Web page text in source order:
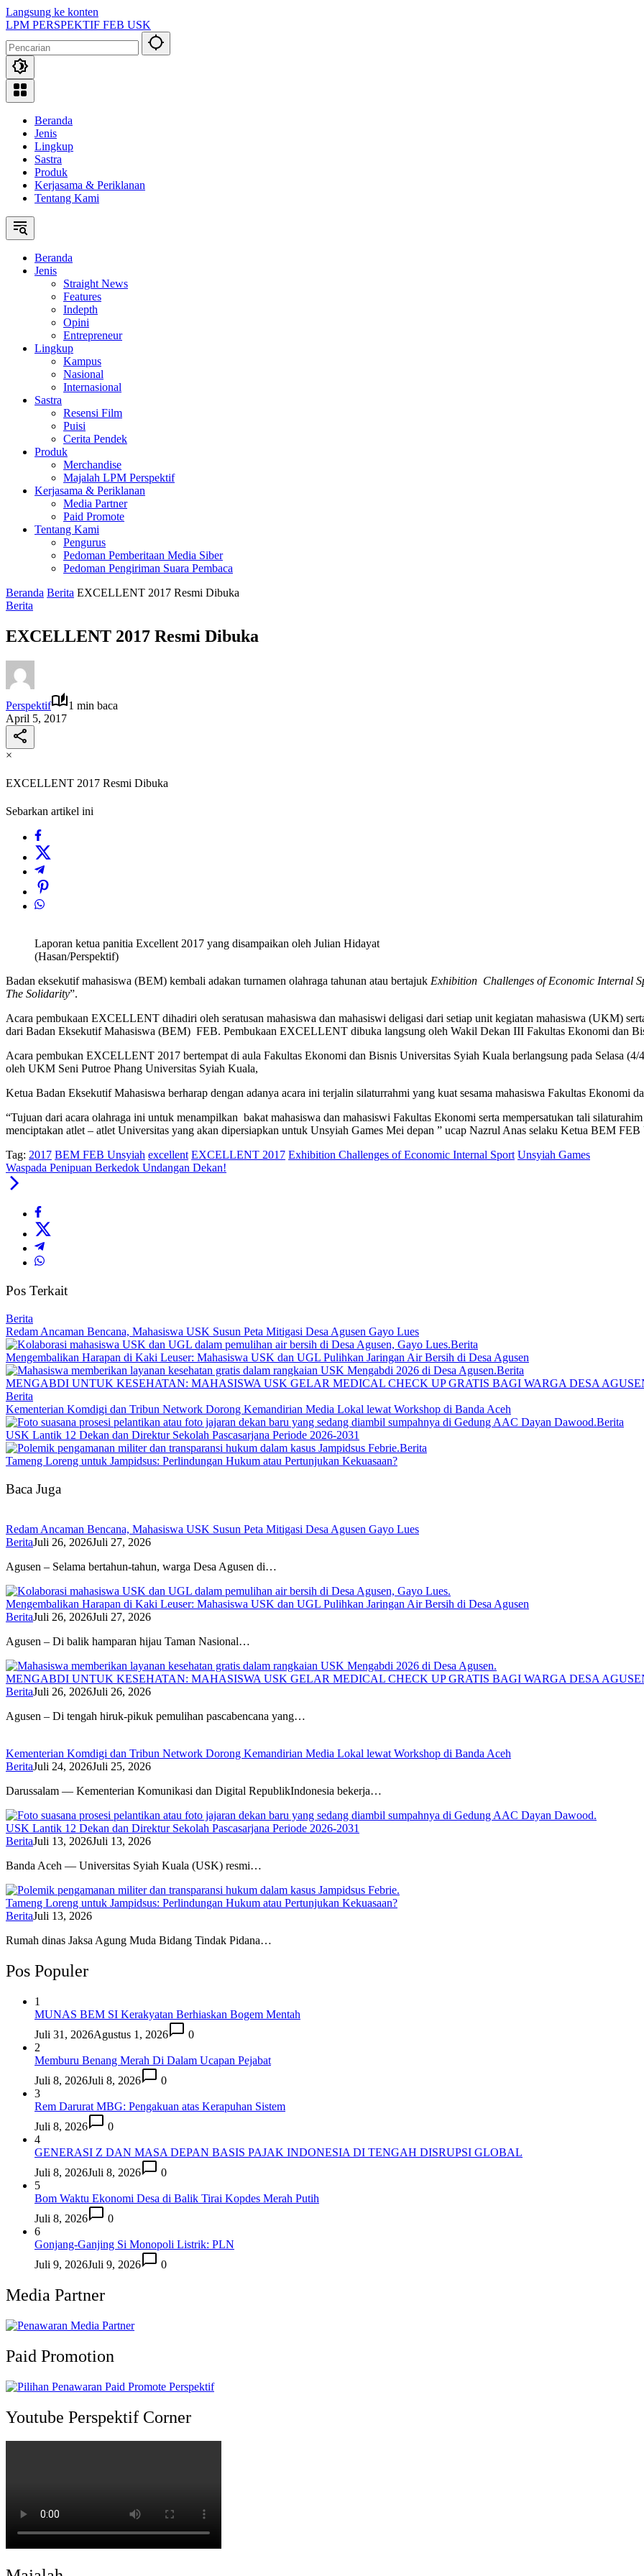
Langsung ke konten
LPM PERSPEKTIF FEB USK
Beranda
Jenis
Lingkup
Sastra
Produk
Kerjasama & Periklanan
Tentang Kami
Beranda
Jenis
Straight News
Features
Indepth
Opini
Entrepreneur
Lingkup
Kampus
Nasional
Internasional
Sastra
Resensi Film
Puisi
Cerita Pendek
Produk
Merchandise
Majalah LPM Perspektif
Kerjasama & Periklanan
Media Partner
Paid Promote
Tentang Kami
Pengurus
Pedoman Pemberitaan Media Siber
Pedoman Pengiriman Suara Pembaca
Beranda Berita EXCELLENT 2017 Resmi Dibuka
Berita
EXCELLENT 2017 Resmi Dibuka
Perspektif
1 min baca
April 5, 2017
×
EXCELLENT 2017 Resmi Dibuka
Sebarkan artikel ini
Laporan ketua panitia Excellent 2017 yang disampaikan oleh Julian Hidayat
(Hasan/Perspektif)
Badan eksekutif mahasiswa (BEM) kembali adakan turnamen olahraga tahunan atau bertajuk Exhibition Challenges of Economic Internal
The Solidarity”.
Acara pembukaan EXCELLENT dihadiri oleh seratusan mahasiswa dan mahasiswi deligasi dari setiap unit kegiatan mahasiswa (UKM)
dari Badan Eksekutif Mahasiswa (BEM) FEB. Pembukaan EXCELLENT dibuka langsung oleh Wakil Dekan III Fakultas Ekonomi dan
Acara pembukan EXCELLENT 2017 bertempat di aula Fakultas Ekonomi dan Bisnis Universitas Syiah Kuala berlangsung pada Selasa
oleh UKM Seni Putroe Phang Universitas Syiah Kuala,
Ketua Badan Eksekutif Mahasiswa berharap dengan adanya acara ini terjalin silaturrahmi yang kuat sesama mahasiswa Fakultas Ekonomi
“Tujuan dari acara olahraga ini untuk menampilkan bakat mahasiswa dan mahasiswi Fakultas Ekonomi serta mempersatukan tali
menciptakan atlet – atlet Universitas yang akan dipersiapkan untuk Unsyiah Games Mei depan ” ucap Nazrul Anas selaku Ketua BEM
Tag: 2017 BEM FEB Unsyiah excellent EXCELLENT 2017 Exhibition Challenges of Economic Internal Sport Unsyiah Games
Waspada Penipuan Berkedok Undangan Dekan!
Pos Terkait
Berita
Redam Ancaman Bencana, Mahasiswa USK Susun Peta Mitigasi Desa Agusen Gayo Lues
Berita
Mengembalikan Harapan di Kaki Leuser: Mahasiswa USK dan UGL Pulihkan Jaringan Air Bersih di Desa Agusen
Berita
MENGABDI UNTUK KESEHATAN: MAHASISWA USK GELAR MEDICAL CHECK UP GRATIS BAGI WARGA DESA
Berita
Kementerian Komdigi dan Tribun Network Dorong Kemandirian Media Lokal lewat Workshop di Banda Aceh
Berita
USK Lantik 12 Dekan dan Direktur Sekolah Pascasarjana Periode 2026-2031
Berita
Tameng Loreng untuk Jampidsus: Perlindungan Hukum atau Pertunjukan Kekuasaan?
Baca Juga
Redam Ancaman Bencana, Mahasiswa USK Susun Peta Mitigasi Desa Agusen Gayo Lues
BeritaJuli 26, 2026Juli 27, 2026
Agusen – Selama bertahun-tahun, warga Desa Agusen di…
Mengembalikan Harapan di Kaki Leuser: Mahasiswa USK dan UGL Pulihkan Jaringan Air Bersih di Desa Agusen
BeritaJuli 26, 2026Juli 27, 2026
Agusen – Di balik hamparan hijau Taman Nasional…
MENGABDI UNTUK KESEHATAN: MAHASISWA USK GELAR MEDICAL CHECK UP GRATIS BAGI WARGA DESA
BeritaJuli 26, 2026Juli 26, 2026
Agusen – Di tengah hiruk-pikuk pemulihan pascabencana yang…
Kementerian Komdigi dan Tribun Network Dorong Kemandirian Media Lokal lewat Workshop di Banda Aceh
BeritaJuli 24, 2026Juli 25, 2026
Darussalam — Kementerian Komunikasi dan Digital RepublikIndonesia bekerja…
USK Lantik 12 Dekan dan Direktur Sekolah Pascasarjana Periode 2026-2031
BeritaJuli 13, 2026Juli 13, 2026
Banda Aceh — Universitas Syiah Kuala (USK) resmi…
Tameng Loreng untuk Jampidsus: Perlindungan Hukum atau Pertunjukan Kekuasaan?
BeritaJuli 13, 2026
Rumah dinas Jaksa Agung Muda Bidang Tindak Pidana…
Pos Populer
1
MUNAS BEM SI Kerakyatan Berhiaskan Bogem Mentah
Juli 31, 2026Agustus 1, 2026
0
2
Memburu Benang Merah Di Dalam Ucapan Pejabat
Juli 8, 2026Juli 8, 2026
0
3
Rem Darurat MBG: Pengakuan atas Kerapuhan Sistem
Juli 8, 2026
0
4
GENERASI Z DAN MASA DEPAN BASIS PAJAK INDONESIA DI TENGAH DISRUPSI GLOBAL
Juli 8, 2026Juli 8, 2026
0
5
Bom Waktu Ekonomi Desa di Balik Tirai Kopdes Merah Putih
Juli 8, 2026
0
6
Gonjang-Ganjing Si Monopoli Listrik: PLN
Juli 9, 2026Juli 9, 2026 0
Media Partner
Paid Promotion
Youtube Perspektif Corner